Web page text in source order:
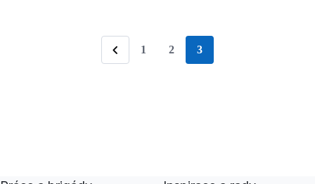
Předchozí
1 2 stránka
3